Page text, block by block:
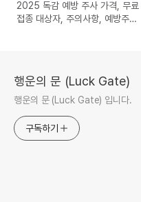
2025 독감 예방 주사 가격, 무료
접종 대상자, 주의사항, 예방주사
행운의 문 (Luck Gate)
행운의 문 (Luck Gate) 입니다.
구독하기